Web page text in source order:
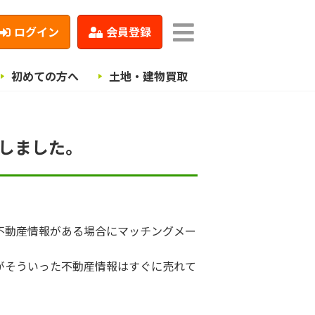
ログイン 会員登録
初めての方へ 土地・建物買取
した。
産情報がある場合にマッチングメー
ういった不動産情報はすぐに売れて